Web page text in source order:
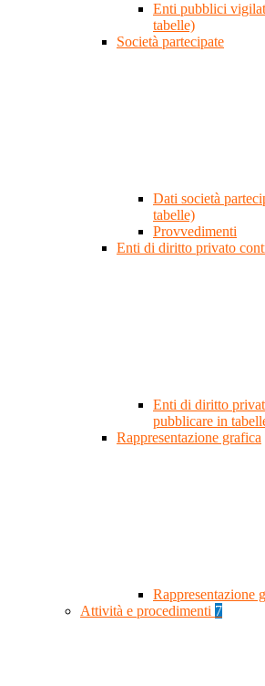
Enti pubblici
tabelle)
Società partecipate
Dati società
tabelle)
Provvedimenti
Enti di diritto privato
Enti di diritto
pubblicare in
Rappresentazione grafica
Rappresentazione
Attività e procedimenti 7